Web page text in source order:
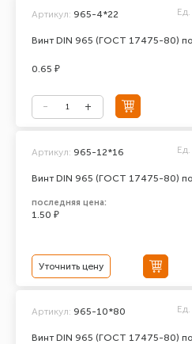
Винт DIN 965 (ГОСТ 17475-80)
Артикул: 965-4*22
0.65 ₽
Винт DIN 965 (ГОСТ 17475-80)
Артикул: 965-12*16
последняя цена:
1.50 ₽
Уточнить цену
Винт DIN 965 (ГОСТ 17475-80)
Артикул: 965-10*80